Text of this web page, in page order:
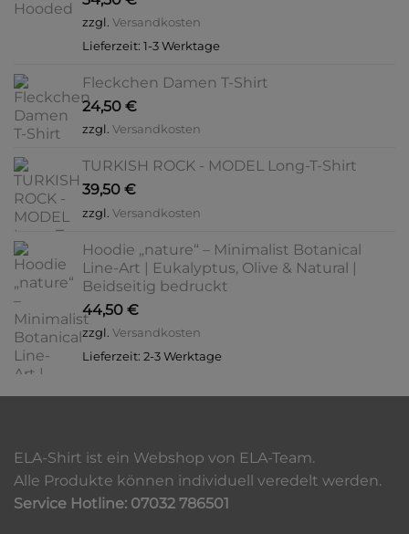
zzgl. Versandkosten
Lieferzeit: 1-3 Werktage
Fleckchen Damen T-Shirt
24,50 €
zzgl. Versandkosten
TURKISH ROCK - MODEL Long-T-Shirt
39,50 €
zzgl. Versandkosten
Hoodie „nature“ – Minimalist Botanical
Line-Art | Eukalyptus, Olive & Natural |
Beidseitig bedruckt
44,50 €
zzgl. Versandkosten
Lieferzeit: 2-3 Werktage
ELA-Shirt ist ein Webshop von ELA-Team.
Alle Produkte können individuell veredelt werden.
Service Hotline: 07032 786501